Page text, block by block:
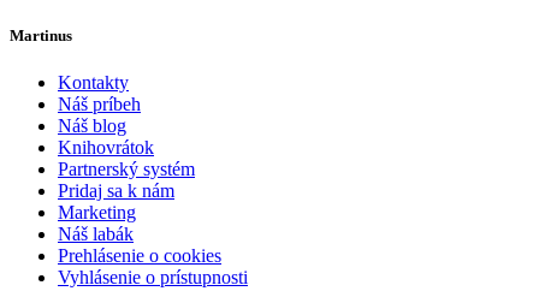
Martinus
Kontakty
Náš príbeh
Náš blog
Knihovrátok
Partnerský systém
Pridaj sa k nám
Marketing
Náš labák
Prehlásenie o cookies
Vyhlásenie o prístupnosti